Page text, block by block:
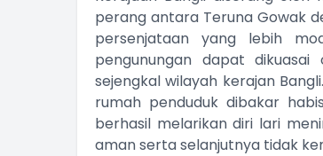
perang antara Teruna Gowak
persenjataan yang lebih
pengunungan dapat
sejengkal wilayah kerajan
rumah penduduk dibakar
berhasil melarikan diri lari
aman serta selanjutnya tidak